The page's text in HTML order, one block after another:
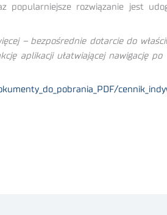
popularniejsze rozwiązanie jest
– bezpośrednie dotarcie do
aplikacji ułatwiającej nawigację